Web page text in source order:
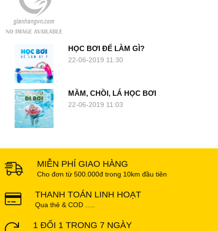
HỌC BƠI ĐỂ LÀM GÌ?
22-06-2019 11:30
MẦM, CHỒI, LÁ HỌC BƠI
22-06-2019 11:03
MIỄN PHÍ GIAO HÀNG
Cho đơn từ 500.000đ trong 10km đầu tiên
THANH TOÁN LINH HOẠT
Qua thẻ & COD .....
1 ĐỔI 1 TRONG 7 NGÀY